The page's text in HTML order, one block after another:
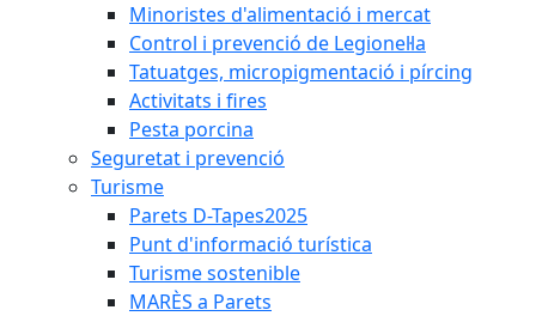
Minoristes d'alimentació i mercat
Control i prevenció de Legionel·la
Tatuatges, micropigmentació i pírcing
Activitats i fires
Pesta porcina
Seguretat i prevenció
Turisme
Parets D-Tapes2025
Punt d'informació turística
Turisme sostenible
MARÈS a Parets